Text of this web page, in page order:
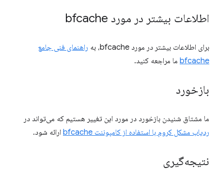
اطلاعات بیشتر در مورد bfcache
برای اطلاعات بیشتر در مورد bfcache، به
راهنمای فنی جامع
bfcache ما مراجعه کنید.
بازخورد
ما مشتاق شنیدن بازخورد در مورد این تغییر هستیم که می‌تواند در
ردیاب مشکل کروم با استفاده از کامپوننت bfcache
ارائه شود.
نتیجه‌گیری